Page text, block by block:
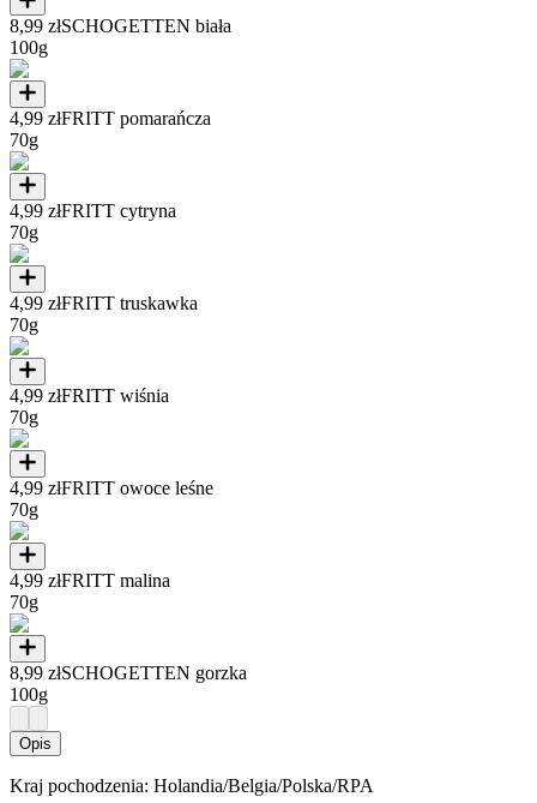
8,99 złSCHOGETTEN biała
100g
4,99 złFRITT pomarańcza
70g
4,99 złFRITT cytryna
70g
4,99 złFRITT truskawka
70g
4,99 złFRITT wiśnia
70g
4,99 złFRITT owoce leśne
70g
4,99 złFRITT malina
70g
8,99 złSCHOGETTEN gorzka
100g
Opis
Kraj pochodzenia: Holandia/Belgia/Polska/RPA